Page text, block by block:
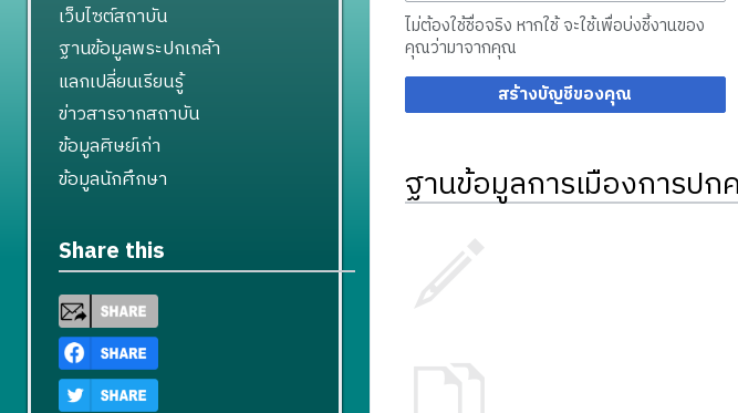
ไม่ต้องใช้ชื่อจริง หากใช้ จะใช้เพื่อบ่งชี้งานของ
คุณว่ามาจากคุณ
สร้างบัญชีของคุณ
ฐานข้อมูลการเมืองการป
เว็บไซต์สถาบัน
ฐานข้อมูลพระปกเกล้า
แลกเปลี่ยนเรียนรู้
ข่าวสารจากสถาบัน
ข้อมูลศิษย์เก่า
ข้อมูลนักศึกษา
Share this